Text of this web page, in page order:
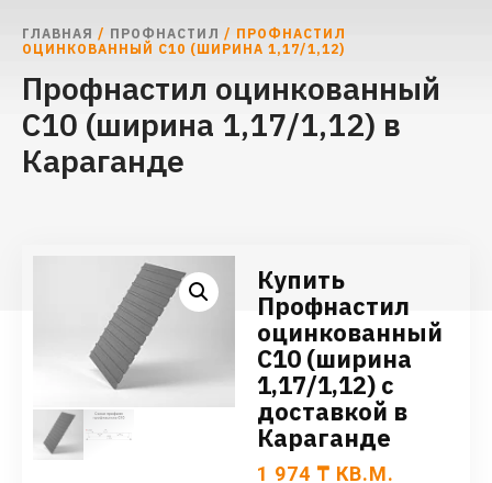
ГЛАВНАЯ / ПРОФНАСТИЛ / ПРОФНАСТИЛ
ОЦИНКОВАННЫЙ С10 (ШИРИНА 1,17/1,12)
Профнастил оцинкованный
С10 (ширина 1,17/1,12) в
Караганде
Купить
Профнастил
оцинкованный
С10 (ширина
1,17/1,12) с
доставкой в
Караганде
1 974 ₸ КВ.М.